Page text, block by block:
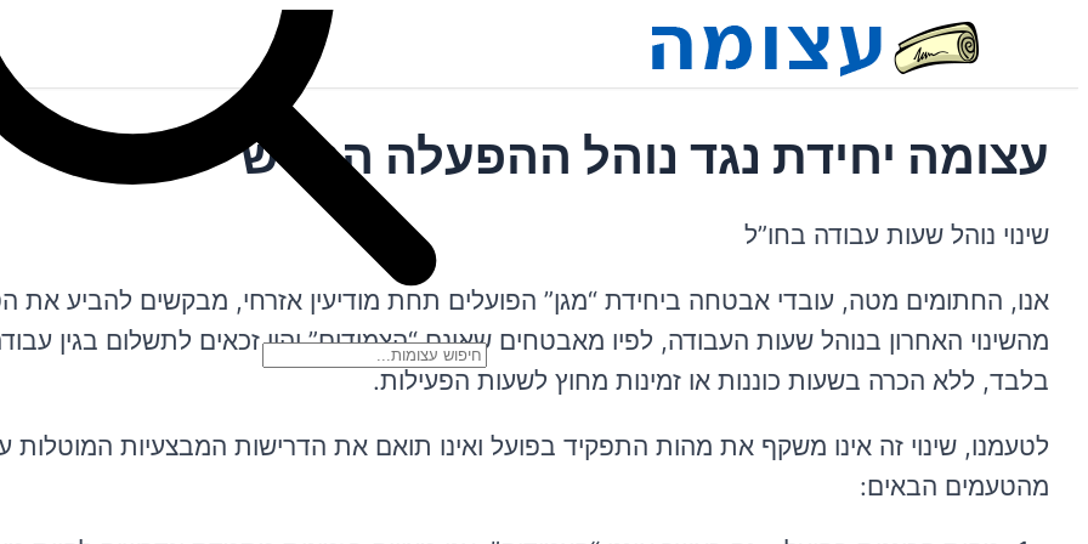
עצומה יחידת נגד נוהל ההפעלה החדש
שינוי נוהל שעות עבודה בחו”ל
אנו, החתומים מטה, עובדי אבטחה ביחידת “מגן” הפועלים תחת מודיעין אזרחי, מבקשים להביע את
מהשינוי האחרון בנוהל שעות העבודה, לפיו מאבטחים שאינם “הצמודים” יהיו זכאים לתשלום בגין
בלבד, ללא הכרה בשעות כוננות או זמינות מחוץ לשעות הפעילות.
לטעמנו, שינוי זה אינו משקף את מהות התפקיד בפועל ואינו תואם את הדרישות המבצעיות המוטלות
מהטעמים הבאים: